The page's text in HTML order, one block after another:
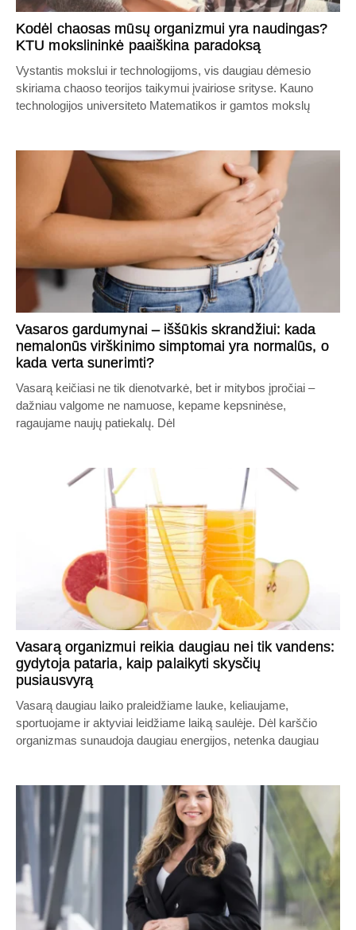
Kodėl chaosas mūsų organizmui yra naudingas?
KTU mokslininkė paaiškina paradoksą
Vystantis mokslui ir technologijoms, vis daugiau dėmesio
skiriama chaoso teorijos taikymui įvairiose srityse. Kauno
technologijos universiteto Matematikos ir gamtos mokslų
Vasaros gardumynai – iššūkis skrandžiui: kada
nemalonūs virškinimo simptomai yra normalūs, o
kada verta sunerimti?
Vasarą keičiasi ne tik dienotvarkė, bet ir mitybos įpročiai –
dažniau valgome ne namuose, kepame kepsninėse,
ragaujame naujų patiekalų. Dėl
Vasarą organizmui reikia daugiau nei tik vandens:
gydytoja pataria, kaip palaikyti skysčių
pusiausvyrą
Vasarą daugiau laiko praleidžiame lauke, keliaujame,
sportuojame ir aktyviai leidžiame laiką saulėje. Dėl karščio
organizmas sunaudoja daugiau energijos, netenka daugiau